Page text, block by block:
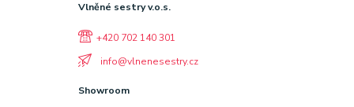
Vlněné sestry v.o.s.
+420 702 140 301
info@vlnenesestry.cz
Showroom